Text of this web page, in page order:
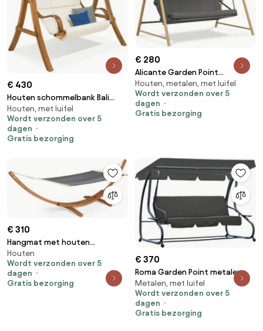
€ 430
Houten schommelbank Bali
Garden Point
Houten, met luifel
Wordt verzonden over 5
dagen
Gratis bezorging
€ 280
Alicante Garden Point
houtachtige metalen
tuinschommel
Houten, metalen, met luifel
Wordt verzonden over 5
dagen
Gratis bezorging
€ 310
Hangmat met houten
standaard Kiwi Garden Point
grijs
Houten
Wordt verzonden over 5
dagen
Gratis bezorging
€ 370
Roma Garden Point metalen
tuinschommel antraciet
Metalen, met luifel
Wordt verzonden over 5
dagen
Gratis bezorging